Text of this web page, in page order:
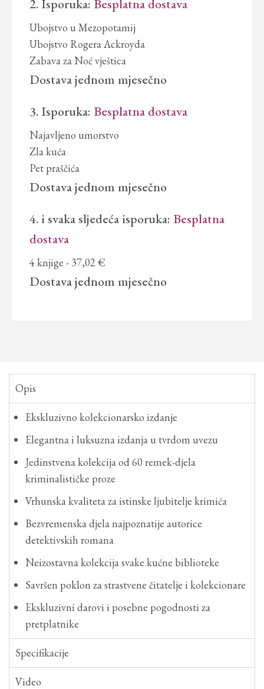
2. Isporuka: Besplatna dostava
Ubojstvo u Mezopotamij
Ubojstvo Rogera Ackroyda
Zabava za Noć vještica
Dostava jednom mjesečno
3. Isporuka: Besplatna dostava
Najavljeno umorstvo
Zla kuća
Pet praščića
Dostava jednom mjesečno
4. i svaka sljedeća isporuka: Besplatna
dostava
4 knjige- 37,02 €
Dostavajednom mjesečno
Opis
Ekskluzivno kolekcionarsko izdanje
Elegantna i luksuzna izdanja u tvrdom uvezu
Jedinstvena kolekcija od 60 remek-djela
kriminalističke proze
Vrhunska kvaliteta za istinske ljubitelje krimića
Bezvremenska djela najpoznatije autorice
detektivskih romana
Neizostavna kolekcija svake kućne biblioteke
Savršen poklon za strastvene čitatelje i kolekcionare
Ekskluzivni darovi i posebne pogodnosti za
pretplatnike
Specifikacije
Video